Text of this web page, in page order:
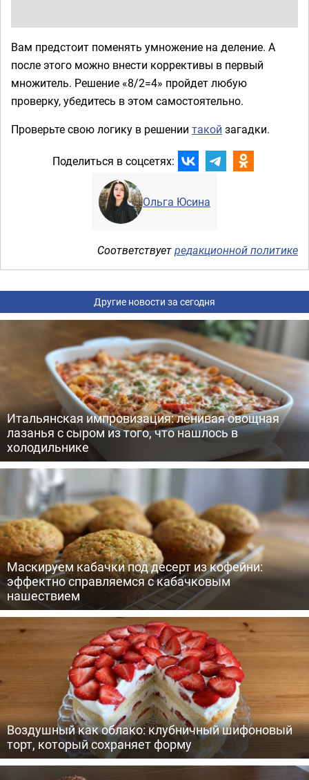
Вам предстоит поменять умножение на деление. А
после этого можно внести коррективы в первый
множитель. Решение «8/2=4» пройдет любую
проверку, убедитесь в этом самостоятельно.
Проверьте свою логику в решении такой загадки.
Поделиться в соцсетях:
Ольга Юсина
Соответствуетредакционной политике
Другие новости за сегодня
Итальянская импровизация: ленивая овощная
лазанья с сыром из того, что нашлось в
холодильнике
Маскируем кабачки под десерт из кофейни:
эффектно справляемся с кабачковым
нашествием
Воздушный как облако: клубничный шифоновый
торт, который сохраняет форму